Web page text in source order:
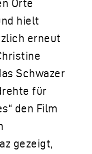
Orte
hielt
erneut
Schwazer
für
den Film
gezeigt,